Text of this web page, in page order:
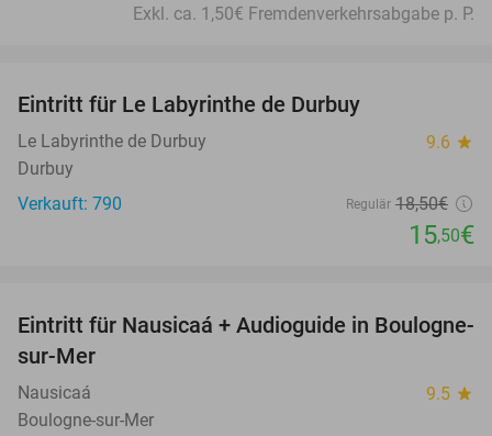
Exkl. ca. 1,50€ Fremdenverkehrsabgabe p. P.
Eintritt für Le Labyrinthe de Durbuy
Le Labyrinthe de Durbuy 9.6 star
Durbuy
Verkauft: 790
Regulär 18,50€
15,50€
27%
Eintritt für Nausicaá + Audioguide in Boulogne-
sur-Mer
Nausicaá 9.5 star
Boulogne-sur-Mer